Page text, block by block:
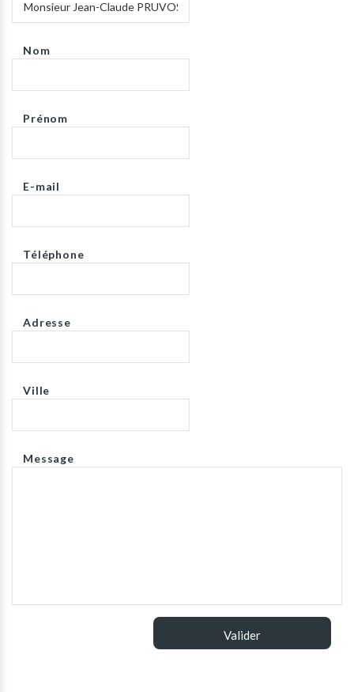
Nom
Prénom
E-mail
Téléphone
Adresse
Ville
Message
Valider